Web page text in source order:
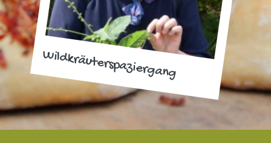
Wildkräuterspaziergang